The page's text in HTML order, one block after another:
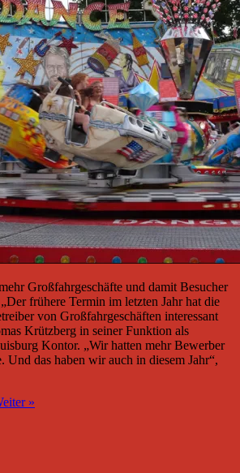
Großfahrgeschäfte und damit Besucher
frühere Termin im letzten Jahr hat die
von Großfahrgeschäften interessant
Krützberg in seiner Funktion als
Kontor. „Wir hatten mehr Bewerber
Und das haben wir auch in diesem Jahr“,
»